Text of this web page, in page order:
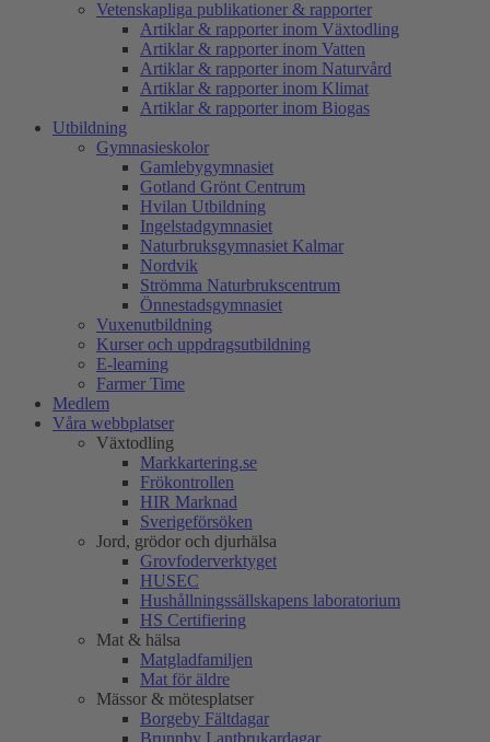
Vetenskapliga publikationer & rapporter
Artiklar & rapporter inom Växtodling
Artiklar & rapporter inom Vatten
Artiklar & rapporter inom Naturvård
Artiklar & rapporter inom Klimat
Artiklar & rapporter inom Biogas
Utbildning
Gymnasieskolor
Gamlebygymnasiet
Gotland Grönt Centrum
Hvilan Utbildning
Ingelstadgymnasiet
Naturbruksgymnasiet Kalmar
Nordvik
Strömma Naturbrukscentrum
Önnestadsgymnasiet
Vuxenutbildning
Kurser och uppdragsutbildning
E-learning
Farmer Time
Medlem
Våra webbplatser
Växtodling
Markkartering.se
Frökontrollen
HIR Marknad
Sverigeförsöken
Jord, grödor och djurhälsa
Grovfoderverktyget
HUSEC
Hushållningssällskapens laboratorium
HS Certifiering
Mat & hälsa
Matgladfamiljen
Mat för äldre
Mässor & mötesplatser
Borgeby Fältdagar
Brunnby Lantbrukardagar